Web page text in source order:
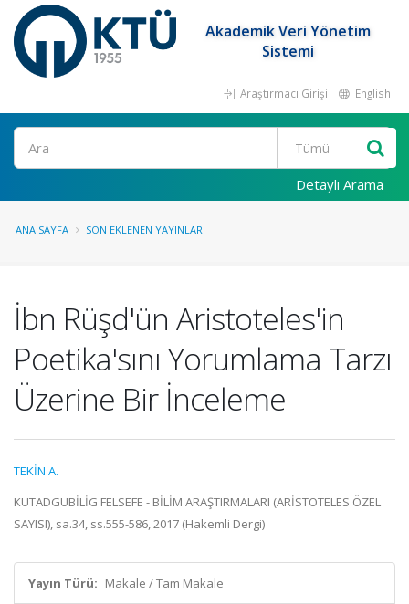
Akademik Veri Yönetim
Sistemi
Araştırmacı Girişi English
Ara
Detaylı Arama
ANA SAYFA SON EKLENEN YAYINLAR
İbn Rüşd'ün Aristoteles'in
Poetika'sını Yorumlama Tarzı
Üzerine Bir İnceleme
TEKİN A.
KUTADGUBİLİG FELSEFE - BİLİM ARAŞTIRMALARI (ARİSTOTELES ÖZEL
SAYISI), sa.34, ss.555-586, 2017 (Hakemli Dergi)
Yayın Türü: Makale / Tam Makale